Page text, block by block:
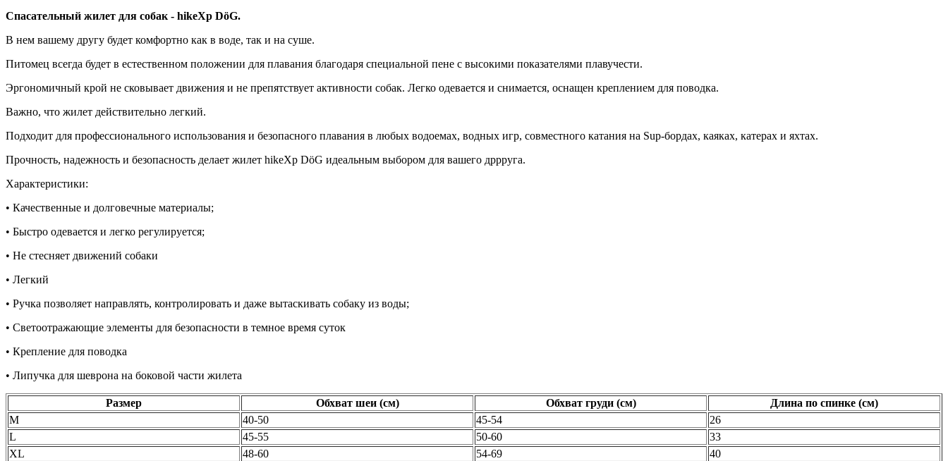
Спасательный жилет для собак - hikeXp DöG.
В нем вашему другу будет комфортно как в воде, так и на суше.
Питомец всегда будет в естественном положении для плавания благодаря специальной пене с высокими показателями плавучести.
Эргономичный крой не сковывает движения и не препятствует активности собак. Легко одевается и снимается, оснащен креплением для поводка.
Важно, что жилет действительно легкий.
Подходит для профессионального использования и безопасного плавания в любых водоемах, водных игр, совместного катания на Sup-бордах, каяках, катерах и яхтах.
Прочность, надежность и безопасность делает жилет hikeXp DöG идеальным выбором для вашего дррруга.
Характеристики:
• Качественные и долговечные материалы;
• Быстро одевается и легко регулируется;
• Не стесняет движений собаки
• Легкий
• Ручка позволяет направлять, контролировать и даже вытаскивать собаку из воды;
• Светоотражающие элементы для безопасности в темное время суток
• Крепление для поводка
• Липучка для шеврона на боковой части жилета
Размер Обхват шеи (см) Обхват груди (см)
Длина по спинке (см)
M
40-50 45-54
26
L
45-55 50-60
33
XL
48-60 54-69
40